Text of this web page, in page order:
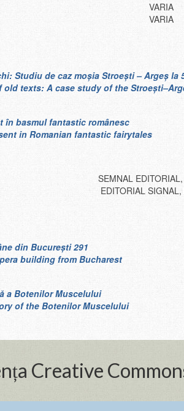
VARIA
VARIA
Studiu de caz moşia Stroeşti – Argeş la
texts: A case study of the
în basmul fantastic românesc
in Romanian fantastic fairytales
SEMNAL
EDITORIAL
din Bucureşti 291
building from Bucharest
a Botenilor Muscelului
of the Botenilor Muscelului
Creative